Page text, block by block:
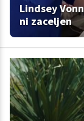
Lindsey
ni zaceljen